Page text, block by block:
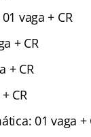
vaga + CR
+ CR
+ CR
CR
01 vaga +